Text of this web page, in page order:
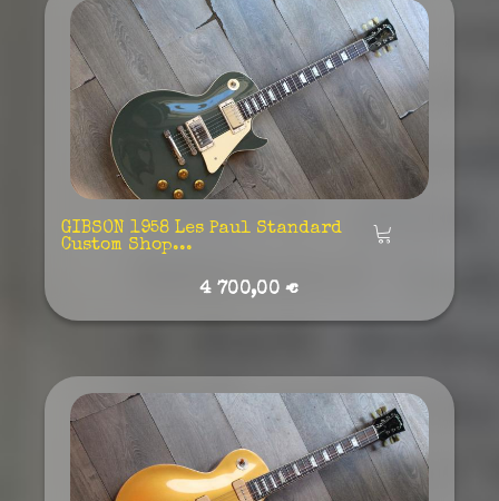
GIBSON 1958 Les Paul Standard
Custom Shop...
4 700,00 €